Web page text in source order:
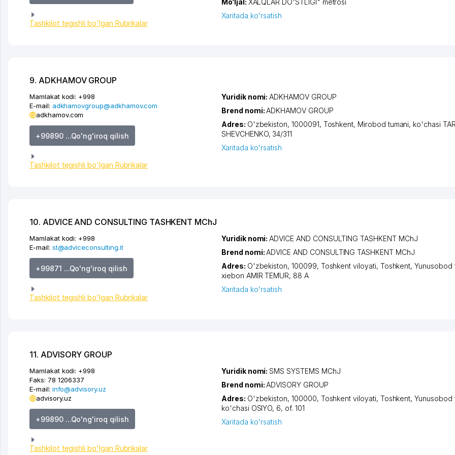
Tashkilot tegishli bo'lgan Rubrikalar
Mo‘ljal: XALQLAR DO'STLIGI" metrosi
Xaritada ko'rsatish
9. ADKHAMOV GROUP
Mamlakat kodi: +998
E-mail: adkhamovgroup@adkhamov.com
adkhamov.com
+99890 ...Qo'ng'iroq qilish
Tashkilot tegishli bo'lgan Rubrikalar
Yuridik nomi:ADKHAMOV GROUP
Brend nomi:ADKHAMOV GROUP
Adres: O'zbekiston, 1000091, Toshkent, Mirobod tumani, ko'chasi
SHEVCHENKO, 34/311
Xaritada ko'rsatish
10. ADVICE AND CONSULTING TASHKENT MChJ
Mamlakat kodi: +998
E-mail: st@adviceconsulting.it
+99871 ...Qo'ng'iroq qilish
Tashkilot tegishli bo'lgan Rubrikalar
Yuridik nomi:ADVICE AND CONSULTING TASHKENT MChJ
Brend nomi:ADVICE AND CONSULTING TASHKENT MChJ
Adres: O'zbekiston, 100099, Toshkent viloyati, Toshkent,Yunusobod
xiеbon AMIR TEMUR, 88 A
Xaritada ko'rsatish
11. ADVISORY GROUP
Mamlakat kodi: +998
Faks: 78 1206337
E-mail: info@advisory.uz
advisory.uz
+99890 ...Qo'ng'iroq qilish
Tashkilot tegishli bo'lgan Rubrikalar
Yuridik nomi:SMS SYSTEMS MChJ
Brend nomi:ADVISORY GROUP
Adres: O'zbekiston, 100000, Toshkent viloyati, Toshkent,Yunusobod
ko'chasi OSIYO, 6, of. 101
Xaritada ko'rsatish